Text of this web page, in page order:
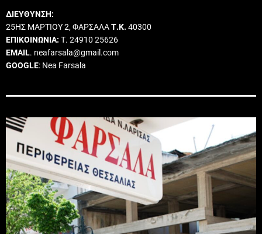
ΔΙΕΥΘΥΝΣΗ:
25ΗΣ ΜΑΡΤΙΟΥ 2, ΦΑΡΣΑΛΑΤ.Κ. 40300
ΕΠΙΚΟΙΝΩΝΙΑ: Τ. 24910 25626
EMAIL. neafarsala@gmail.com
GOOGLE: Nea Farsala